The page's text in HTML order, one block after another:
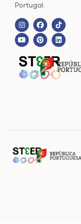
Portugal.